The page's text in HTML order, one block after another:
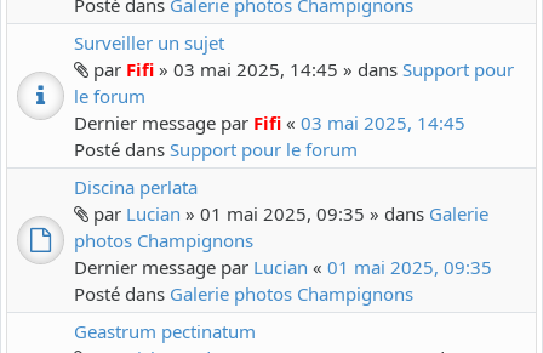
Posté dans Galerie photos Champignons
Surveiller un sujet
par Fifi » 03 mai 2025, 14:45 » dans Support pour
le forum
Dernier message par Fifi « 03 mai 2025, 14:45
Posté dans Support pour le forum
Discina perlata
par Lucian » 01 mai 2025, 09:35 » dans Galerie
photos Champignons
Dernier message par Lucian « 01 mai 2025, 09:35
Posté dans Galerie photos Champignons
Geastrum pectinatum